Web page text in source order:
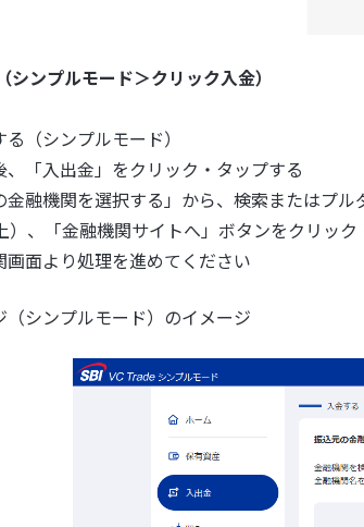
ンプルモード＞クリック入金）
（シンプルモード）
「入出金」をクリック・タップする
融機関を選択する」から、検索またはプ
）、「金融機関サイトへ」ボタンをクリック
面より処理を進めてください
シンプルモード）のイメージ